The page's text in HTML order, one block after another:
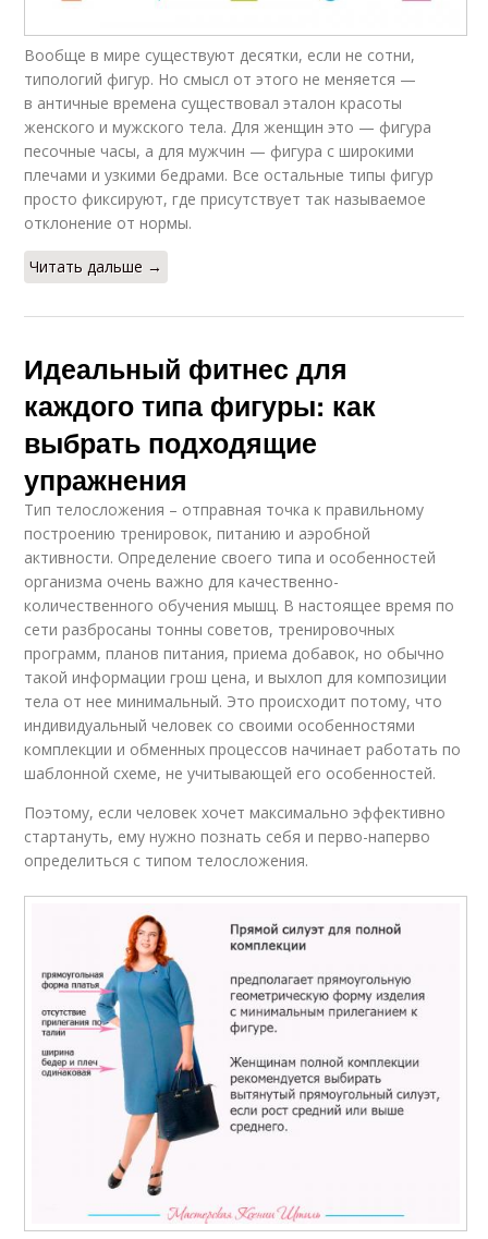
Вообще в мире существуют десятки, если не сотни,
типологий фигур. Но смысл от этого не меняется —
в античные времена существовал эталон красоты
женского и мужского тела. Для женщин это — фигура
песочные часы, а для мужчин — фигура с широкими
плечами и узкими бедрами. Все остальные типы фигур
просто фиксируют, где присутствует так называемое
отклонение от нормы.
Читать дальше →
Идеальный фитнес для
каждого типа фигуры: как
выбрать подходящие
упражнения
Тип телосложения – отправная точка к правильному
построению тренировок, питанию и аэробной
активности. Определение своего типа и особенностей
организма очень важно для качественно-
количественного обучения мышц. В настоящее время по
сети разбросаны тонны советов, тренировочных
программ, планов питания, приема добавок, но обычно
такой информации грош цена, и выхлоп для композиции
тела от нее минимальный. Это происходит потому, что
индивидуальный человек со своими особенностями
комплекции и обменных процессов начинает работать по
шаблонной схеме, не учитывающей его особенностей.
Поэтому, если человек хочет максимально эффективно
стартануть, ему нужно познать себя и перво-наперво
определиться с типом телосложения.